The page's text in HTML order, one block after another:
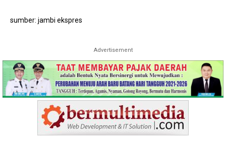
sumber: jambi ekspres
Advertisement